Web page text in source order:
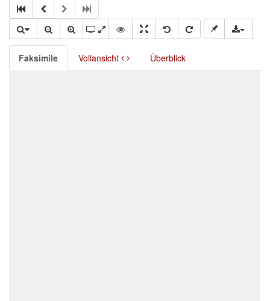
Faksimile Vollansicht Überblick